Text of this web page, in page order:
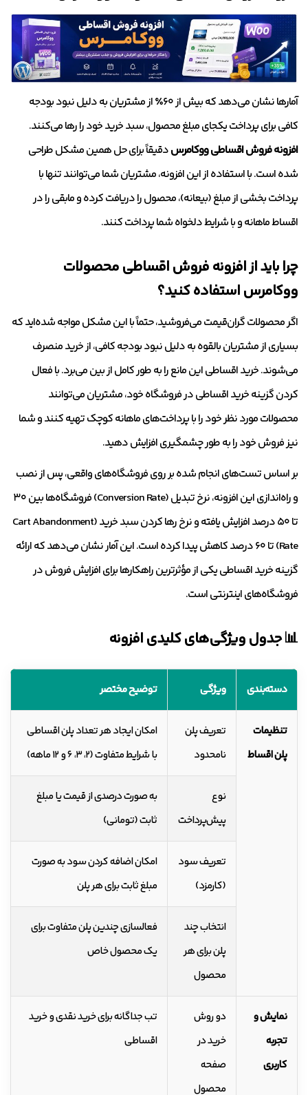
آمارها نشان می‌دهد که بیش از ۶۰٪ از مشتریان به دلیل نبود بودجه
کافی برای پرداخت یکجای مبلغ محصول، سبد خرید خود را رها می‌کنند.
افزونه فروش اقساطی ووکامرسدقیقاً برای حل همین مشکل طراحی
شده است. با استفاده از این افزونه، مشتریان شما می‌توانند تنها با
پرداخت بخشی از مبلغ (بیعانه)، محصول را دریافت کرده و مابقی را در
اقساط ماهانه و با شرایط دلخواه شما پرداخت کنند.
چرا باید از افزونه فروش اقساطی محصولات
ووکامرس استفاده کنید؟
اگر محصولات گران‌قیمت می‌فروشید، حتماً با این مشکل مواجه شده‌اید که
بسیاری از مشتریان بالقوه به دلیل نبود بودجه کافی، از خرید منصرف
می‌شوند. خرید اقساطی این مانع را به طور کامل از بین می‌برد. با فعال
کردن گزینه خرید اقساطی در فروشگاه خود، مشتریان می‌توانند
محصولات مورد نظر خود را با پرداخت‌های ماهانه کوچک تهیه کنند و شما
نیز فروش خود را به طور چشمگیری افزایش دهید.
بر اساس تست‌های انجام شده بر روی فروشگاه‌های واقعی، پس از نصب
و راه‌اندازی این افزونه، نرخ تبدیل (Conversion Rate) فروشگاه‌ها بین ۳۰
تا ۵۰ درصد افزایش یافته و نرخ رها کردن سبد خرید (Cart Abandonment
Rate) تا ۶۰ درصد کاهش پیدا کرده است. این آمار نشان می‌دهد که ارائه
گزینه خرید اقساطی یکی از مؤثرترین راهکارها برای افزایش فروش در
فروشگاه‌های اینترنتی است.
📊 جدول ویژگی‌های کلیدی افزونه
دسته‌بندی ویژگی توضیح مختصر
تنظیمات
پلن اقساط
تعریف پلن
نامحدود
امکان ایجاد هر تعداد پلن اقساطی
با شرایط متفاوت (۲، ۳، ۶ و ۱۲ ماهه)
نوع
پیش‌پرداخت
به صورت درصدی از قیمت یا مبلغ
ثابت (تومانی)
تعریف سود
(کارمزد)
امکان اضافه کردن سود به صورت
مبلغ ثابت برای هر پلن
انتخاب چند
پلن برای هر
محصول
فعالسازی چندین پلن متفاوت برای
یک محصول خاص
نمایش و
تجربه
کاربری
دو روش
خرید در
صفحه
محصول
تب جداگانه برای خرید نقدی و خرید
اقساطی